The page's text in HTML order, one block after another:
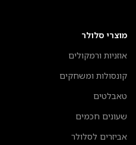
מוצרי סלולר
אוזניות ורמקולים
קונסולות ומשחקים
טאבלטים
שעונים חכמים
אביזרים לסלולר